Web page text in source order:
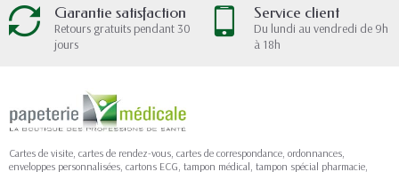
Garantie satisfaction
Retours gratuits pendant 30
jours
Service client
Du lundi au vendredi de 9h
à 18h
Cartes de visite, cartes de rendez-vous, cartes de correspondance, ordonnances,
enveloppes personnalisées, cartons ECG, tampon médical, tampon spécial pharmacie,